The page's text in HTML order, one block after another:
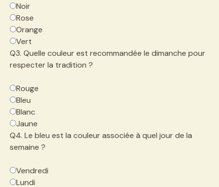
Noir
Rose
Orange
Vert
Q3. Quelle couleur est recommandée le dimanche pour
respecter la tradition ?
Rouge
Bleu
Blanc
Jaune
Q4. Le bleu est la couleur associée à quel jour de la
semaine ?
Vendredi
Lundi